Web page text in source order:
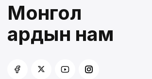
Монгол
ардын нам